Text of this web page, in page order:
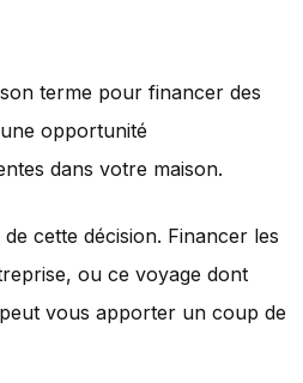
terme pour financer des
opportunité
dans votre maison.
cette décision. Financer les
ou ce voyage dont
vous apporter un coup de